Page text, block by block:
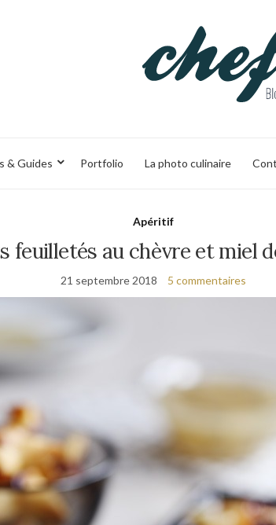
& Guides Portfolio La photo culinaire
Apéritif
feuilletés au chèvre et miel
21 septembre 2018 5 commentaires